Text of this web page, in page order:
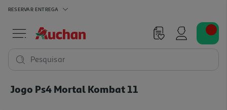
RESERVAR ENTREGA
Pesquisar
Jogo Ps4 Mortal Kombat 11